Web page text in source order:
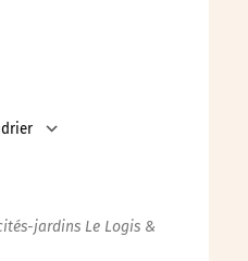
jardins Le Logis &